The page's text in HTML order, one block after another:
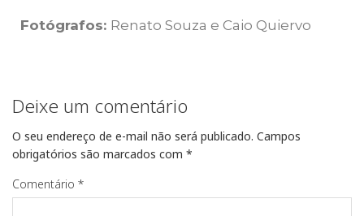
Fotógrafos: Renato Souza e Caio Quiervo
Deixe um comentário
O seu endereço de e-mail não será publicado. Campos
obrigatórios são marcados com *
Comentário *